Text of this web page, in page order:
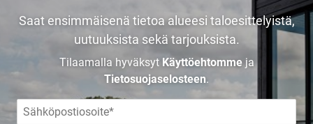
Saat ensimmäisenä tietoa alueesi taloesittelyistä,
uutuuksista sekä tarjouksista.
Tilaamalla hyväksyt Käyttöehtommeja
Tietosuojaselosteen.